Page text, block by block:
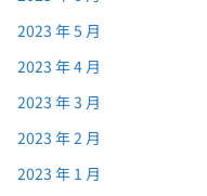
2023 年 5 月
2023 年 4 月
2023 年 3 月
2023 年 2 月
2023 年 1 月